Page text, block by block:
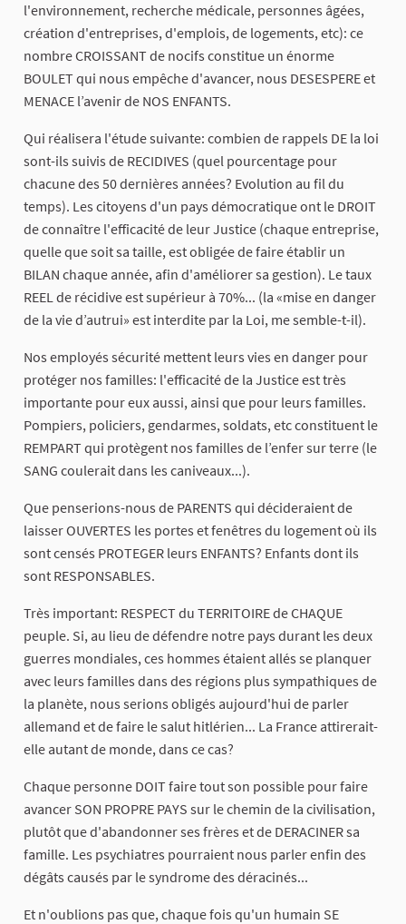
l'environnement, recherche médicale, personnes âgées,
création d'entreprises, d'emplois, de logements, etc): ce
nombre CROISSANT de nocifs constitue un énorme
BOULET qui nous empêche d'avancer, nous DESESPERE et
MENACE l’avenir de NOS ENFANTS.
Qui réalisera l'étude suivante: combien de rappels DE la loi
sont-ils suivis de RECIDIVES (quel pourcentage pour
chacune des 50 dernières années? Evolution au fil du
temps). Les citoyens d'un pays démocratique ont le DROIT
de connaître l'efficacité de leur Justice (chaque entreprise,
quelle que soit sa taille, est obligée de faire établir un
BILAN chaque année, afin d'améliorer sa gestion). Le taux
REEL de récidive est supérieur à 70%... (la «mise en danger
de la vie d’autrui» est interdite par la Loi, me semble-t-il).
Nos employés sécurité mettent leurs vies en danger pour
protéger nos familles: l'efficacité de la Justice est très
importante pour eux aussi, ainsi que pour leurs familles.
Pompiers, policiers, gendarmes, soldats, etc constituent le
REMPART qui protègent nos familles de l’enfer sur terre (le
SANG coulerait dans les caniveaux...).
Que penserions-nous de PARENTS qui décideraient de
laisser OUVERTES les portes et fenêtres du logement où ils
sont censés PROTEGER leurs ENFANTS? Enfants dont ils
sont RESPONSABLES.
Très important: RESPECT du TERRITOIRE de CHAQUE
peuple. Si, au lieu de défendre notre pays durant les deux
guerres mondiales, ces hommes étaient allés se planquer
avec leurs familles dans des régions plus sympathiques de
la planète, nous serions obligés aujourd'hui de parler
allemand et de faire le salut hitlérien... La France attirerait-
elle autant de monde, dans ce cas?
Chaque personne DOIT faire tout son possible pour faire
avancer SON PROPRE PAYS sur le chemin de la civilisation,
plutôt que d'abandonner ses frères et de DERACINER sa
famille. Les psychiatres pourraient nous parler enfin des
dégâts causés par le syndrome des déracinés...
Et n'oublions pas que, chaque fois qu'un humain SE